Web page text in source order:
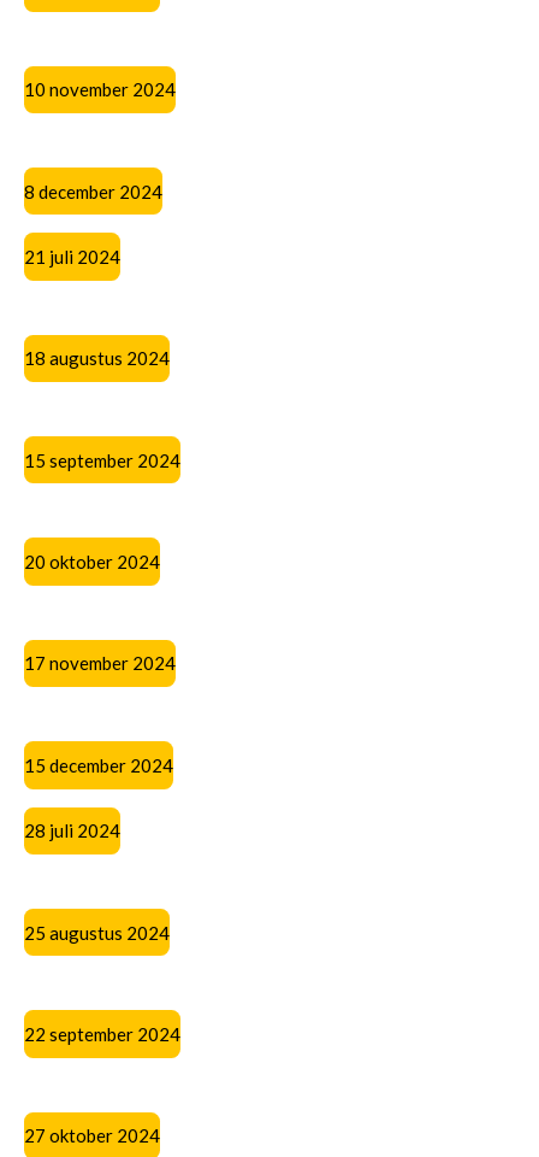
10 november 2024
8 december 2024
21 juli 2024
18 augustus 2024
15 september 2024
20 oktober 2024
17 november 2024
15 december 2024
28 juli 2024
25 augustus 2024
22 september 2024
27 oktober 2024